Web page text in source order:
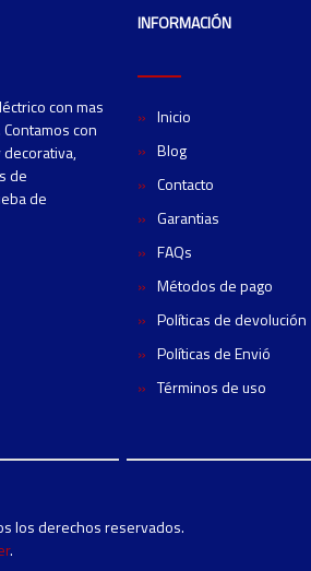
con mas
con
decorativa,
de
de
INFORMACIÓN
Inicio
Blog
Contacto
Garantias
FAQs
Métodos de pago
Políticas de devolución
Políticas de Envió
Términos de uso
los derechos reservados.
.